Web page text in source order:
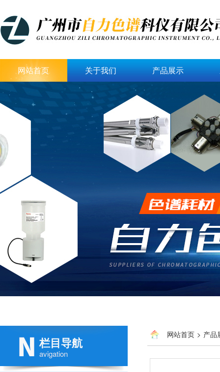
网站首页 关于我们 产品展示
栏目导航
avigation
网站首页 > 产品